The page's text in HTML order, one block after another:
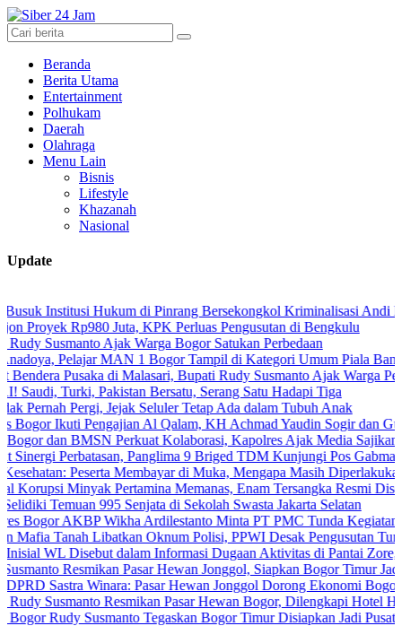
Beranda
Berita Utama
Entertainment
Polhukam
Daerah
Olahraga
Menu Lain
Bisnis
Lifestyle
Khazanah
Nasional
Update
Hukum di Pinrang Bersekongkol Kriminalisasi Andi Edi Sandy
Rp980 Juta, KPK Perluas Pengusutan di Bengkulu
Ajak Warga Bogor Satukan Perbedaan
MAN 1 Bogor Tampil di Kategori Umum Piala Bank Jakarta
Pusaka di Malasari, Bupati Rudy Susmanto Ajak Warga Perkuat
Pakistan Bersatu, Serang Satu Hadapi Tiga
Pergi, Jejak Seluler Tetap Ada dalam Tubuh Anak
Pengajian Al Qalam, KH Achmad Yaudin Sogir dan Gus Sholeh
BMSN Perkuat Kolaborasi, Kapolres Ajak Media Sajikan
Panglima 9 Briged TDM Kunjungi Pos Gabma Temajuk
Peserta Membayar di Muka, Mengapa Masih Diperlakukan
Minyak Pertamina Memanas, Enam Tersangka Resmi Diseret ke
995 Senjata di Sekolah Swasta Jakarta Selatan
AKBP Wikha Ardilestanto Minta PT PMC Tunda Kegiatan Demi
Libatkan Oknum Polisi, PPWI Desak Pengusutan Tuntas
Disebut dalam Informasi Dugaan Aktivitas di Pantai Zore, Bea
Resmikan Pasar Hewan Jonggol, Siapkan Bogor Timur Jadi Pusat
Winara: Pasar Hewan Jonggol Dorong Ekonomi Bogor Timur
Resmikan Pasar Hewan Bogor, Dilengkapi Hotel Hewan dan
Susmanto Tegaskan Bogor Timur Disiapkan Jadi Pusat